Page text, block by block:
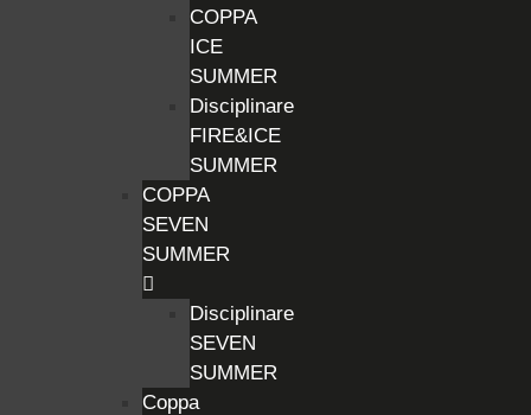
COPPA
ICE
SUMMER
Disciplinare
FIRE&ICE
SUMMER
COPPA
SEVEN
SUMMER
Disciplinare
SEVEN
SUMMER
Coppa